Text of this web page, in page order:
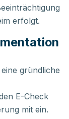
erfolgt.
gründliche
E-Check
mit ein.